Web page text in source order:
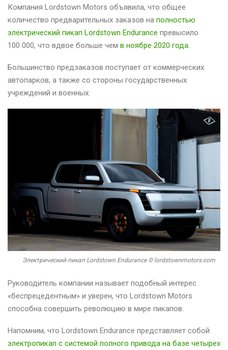
Компания Lordstown Motors объявила, что общее
количество предварительных заказов на полностью
электрический пикап Lordstown Endurance превысило
100 000, что вдвое больше чем в ноябре 2020 года.
Большинство предзаказов поступает от коммерческих
автопарков, а также со стороны государственных
учреждений и военных.
Электрический пикап Lordstown Endurance © lordstownmotors.com
Руководитель компании называет подобный интерес
«беспрецедентным» и уверен, что Lordstown Motors
способна совершить революцию в мире пикапов.
Напомним, что Lordstown Endurance представляет собой
электропикап с системой полного привода на базе четырех